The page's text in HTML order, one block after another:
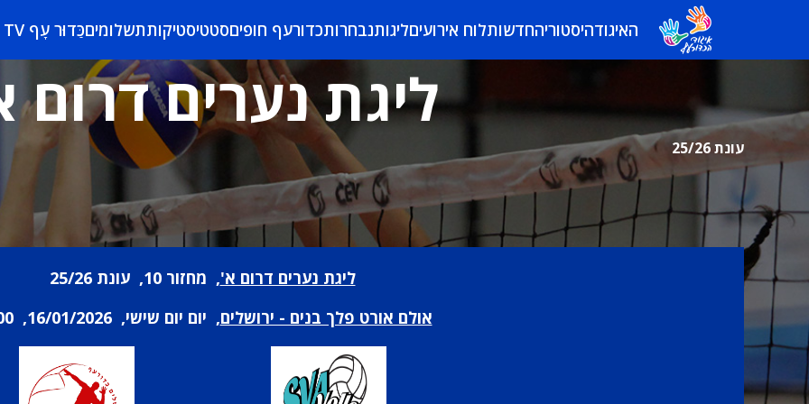
האיגודהיסטוריהחדשותלוח אירועיםליגותנבחרותכדורעף חופיםסטטיסטיקותתשלומיםכַּדוּר עָף TV
ליגת נערים דרום
עונת 25/26
ליגת נערים דרום א', מחזור 10, עונת 25/26
אולם אורט פלך בנים - ירושלים, יום יום שישי, 16/01/2026, 15:00